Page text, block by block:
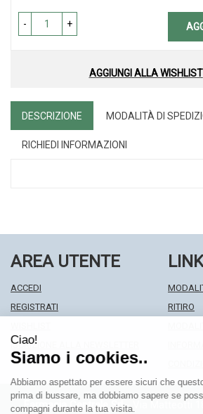
- +
AGGIUNGI ALLA WISHLIST
DESCRIZIONE MODALITÀ DI
RICHIEDI INFORMAZIONI
AREA UTENTE
ACCEDI
REGISTRATI
ISCRIZIONE ALLA NEWSLETTER
RITIRO
Farmacia Centrale Srl- Via Matteotti